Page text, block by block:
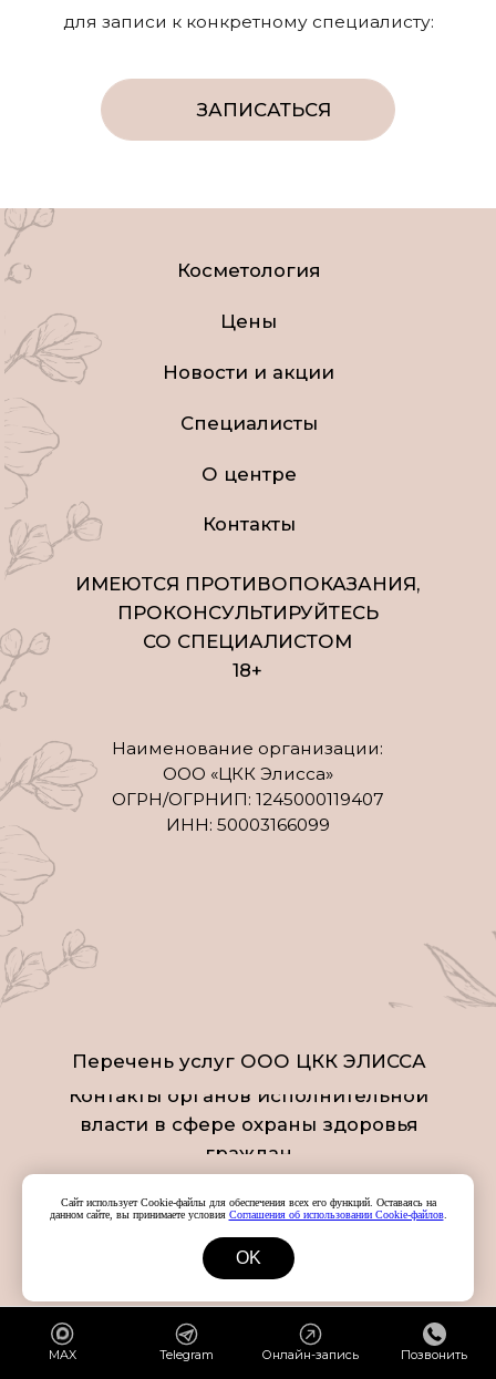
MAX Telegram Онлайн-запись Позвонить
Сайт использует Cookie-файлы для обеспечения всех его функций. Оставаясь на
данном сайте, вы принимаете условия Соглашения об использовании Cookie-файлов.
OK